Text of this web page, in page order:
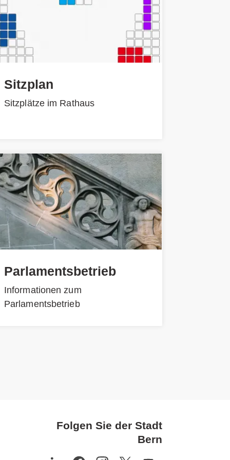
Sitzplan
Sitzplätze im Rathaus
Parlamentsbetrieb
Informationen zum
Parlamentsbetrieb
Folgen Sie der Stadt
Bern